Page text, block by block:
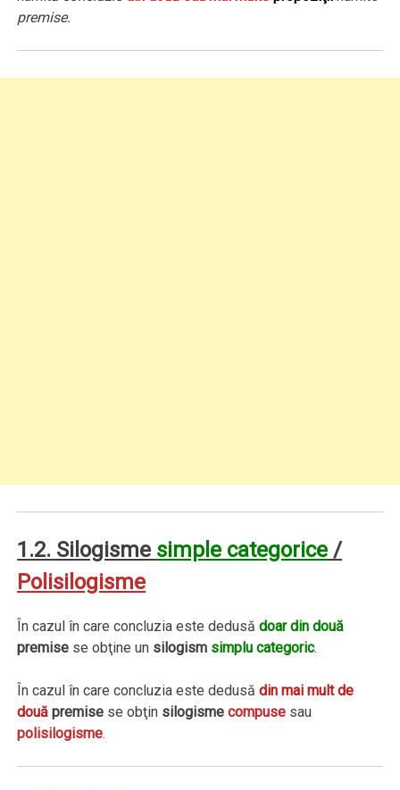
premise.
1.2. Silogisme simple categorice /
Polisilogisme
În cazul în care concluzia este dedusădoar din două
premise se obţine un silogism simplu categoric.
În cazul în care concluzia este dedusădin mai mult de
două premise se obţin silogismecompuse sau
polisilogisme.